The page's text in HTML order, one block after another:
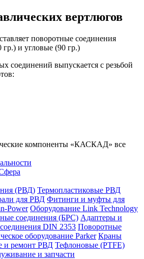
вертлюгов
поворотные соединения
и угловые (90 гр.)
соединений выпускается с резьбой
компоненты «КАСКАД» все
(РВД) Термопластиковые РВД
для РВД Фитинги и муфты для
Power Оборудование Link Technology
соединения (БРС) Адаптеры и
DIN 2353 Поворотные
оборудование Parker Краны
и ремонт РВД Тефлоновые (PTFE)
и запчасти